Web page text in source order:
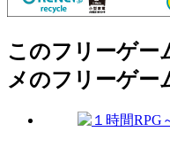
このフリーゲー
メのフリーゲー